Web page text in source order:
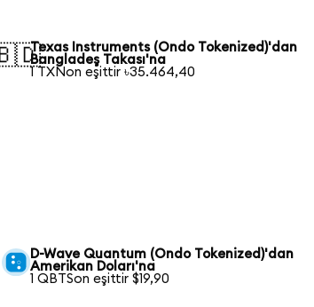
Texas Instruments (Ondo Tokenized)'dan
Bangladeş Takası'na
1 TXNon eşittir ৳35.464,40
D-Wave Quantum (Ondo Tokenized)'dan
Amerikan Doları'na
1 QBTSon eşittir $19,90